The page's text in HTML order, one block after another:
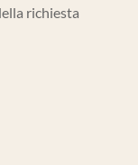
richiesta